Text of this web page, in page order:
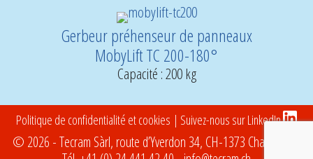
Gerbeur préhenseur de panneaux
MobyLift TC 200-180°
Capacité : 200 kg
Politique de confidentialité et cookies | Suivez-nous sur LinkedIn
© 2026 - Tecram Sàrl, route d’Yverdon 34, CH-1373 Chavornay -